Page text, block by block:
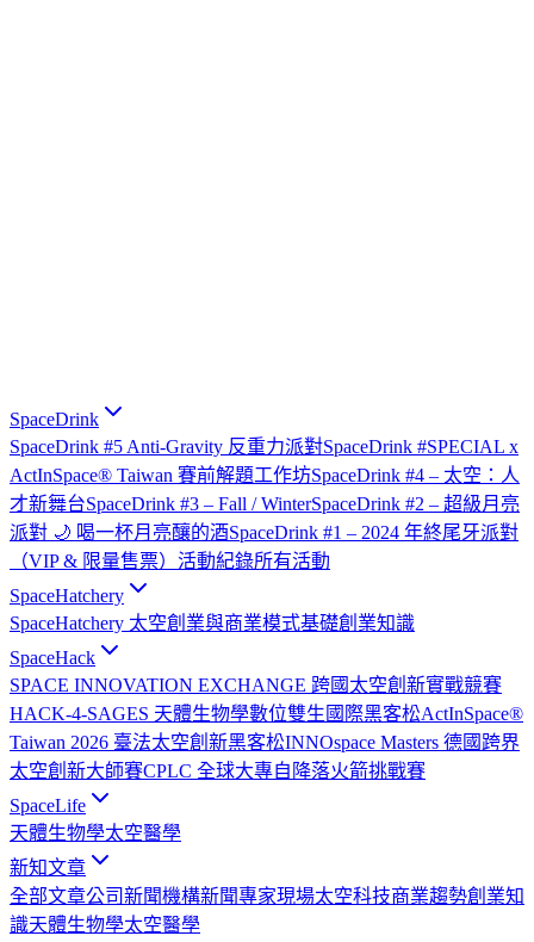
SpaceDrink
SpaceDrink #5 Anti-Gravity 反重力派對SpaceDrink #SPECIAL x
ActInSpace® Taiwan 賽前解題工作坊SpaceDrink #4 – 太空：人
才新舞台SpaceDrink #3 – Fall / WinterSpaceDrink #2 – 超級月亮
派對 🌙 喝一杯月亮釀的酒SpaceDrink #1 – 2024 年終尾牙派對
（VIP & 限量售票） 活動紀錄所有活動
SpaceHatchery
SpaceHatchery 太空創業與商業模式基礎創業知識
SpaceHack
SPACE INNOVATION EXCHANGE 跨國太空創新實戰競賽
HACK-4-SAGES 天體生物學數位雙生國際黑客松ActInSpace®
Taiwan 2026 臺法太空創新黑客松INNOspace Masters 德國跨界
太空創新大師賽CPLC 全球大專自降落火箭挑戰賽
SpaceLife
天體生物學太空醫學
新知文章
全部文章公司新聞機構新聞專家現場太空科技商業趨勢創業知
識天體生物學太空醫學